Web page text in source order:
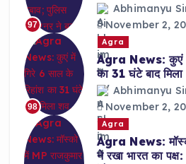
97
Abhimanyu
November 2,
98
Agra
Agra News: कुएं
का 31 घंटे बाद
Abhimanyu
November 2,
Agra
Agra News:
ने रखा भारत का